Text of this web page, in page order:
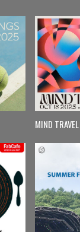
MIND TRAVEL